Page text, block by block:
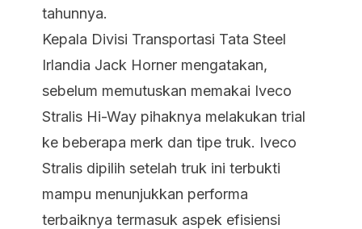
tahunnya.
Kepala Divisi Transportasi Tata Steel
Irlandia Jack Horner mengatakan,
sebelum memutuskan memakai Iveco
Stralis Hi-Way pihaknya melakukan trial
ke beberapa merk dan tipe truk. Iveco
Stralis dipilih setelah truk ini terbukti
mampu menunjukkan performa
terbaiknya termasuk aspek efisiensi